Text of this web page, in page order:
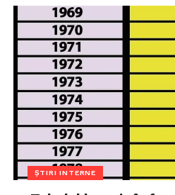
ȘTIRI INTERNE